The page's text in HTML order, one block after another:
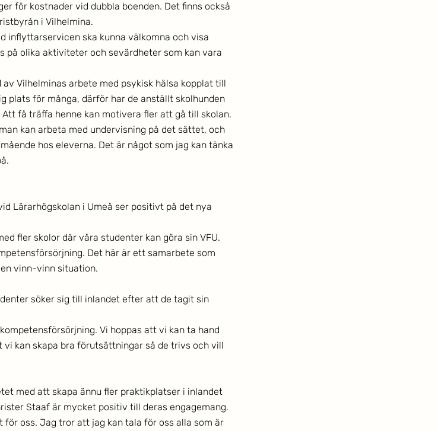
för kostnader vid dubbla boenden. Det finns också
i Vilhelmina.
inflyttarservicen ska kunna välkomna och visa
på olika aktiviteter och sevärdheter som kan vara
Vilhelminas arbete med psykisk hälsa kopplat till
plats för många, därför har de anställt skolhunden
få träffa henne kan motivera fler att gå till skolan.
kan arbeta med undervisning på det sättet, och
hos eleverna. Det är något som jag kan tänka
Lärarhögskolan i Umeå ser positivt på det nya
fler skolor där våra studenter kan göra sin VFU.
Det här är ett samarbete som
vinn-vinn situation.
söker sig till inlandet efter att de tagit sin
Vi hoppas att vi kan ta hand
kan skapa bra förutsättningar så de trivs och vill
med att skapa ännu fler praktikplatser i inlandet
Staaf är mycket positiv till deras engagemang.
oss. Jag tror att jag kan tala för oss alla som är